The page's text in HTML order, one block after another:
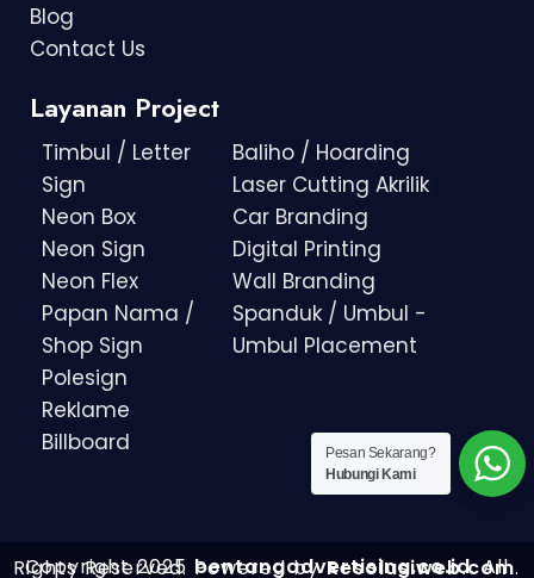
Blog
Contact Us
Layanan Project
Timbul / Letter
Sign
Neon Box
Neon Sign
Neon Flex
Papan Nama /
Shop Sign
Polesign
Reklame
Billboard
Baliho / Hoarding
Laser Cutting Akrilik
Car Branding
Digital Printing
Wall Branding
Spanduk / Umbul -
Umbul Placement
Copyright 2025 bentangadvertising.co.id
. All Rights Reserved. Powered byResolusiweb.com.
Pesan Sekarang?
Hubungi Kami